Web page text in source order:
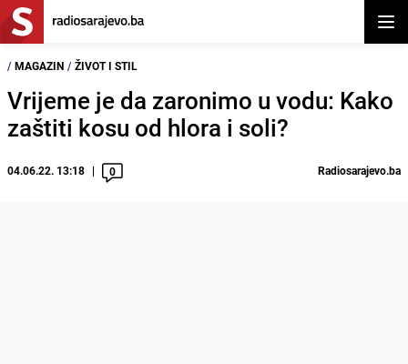
/ MAGAZIN / ŽIVOT I STIL
Vrijeme je da zaronimo u vodu: Kako
zaštiti kosu od hlora i soli?
04.06.22. 13:18 0 Radiosarajevo.ba